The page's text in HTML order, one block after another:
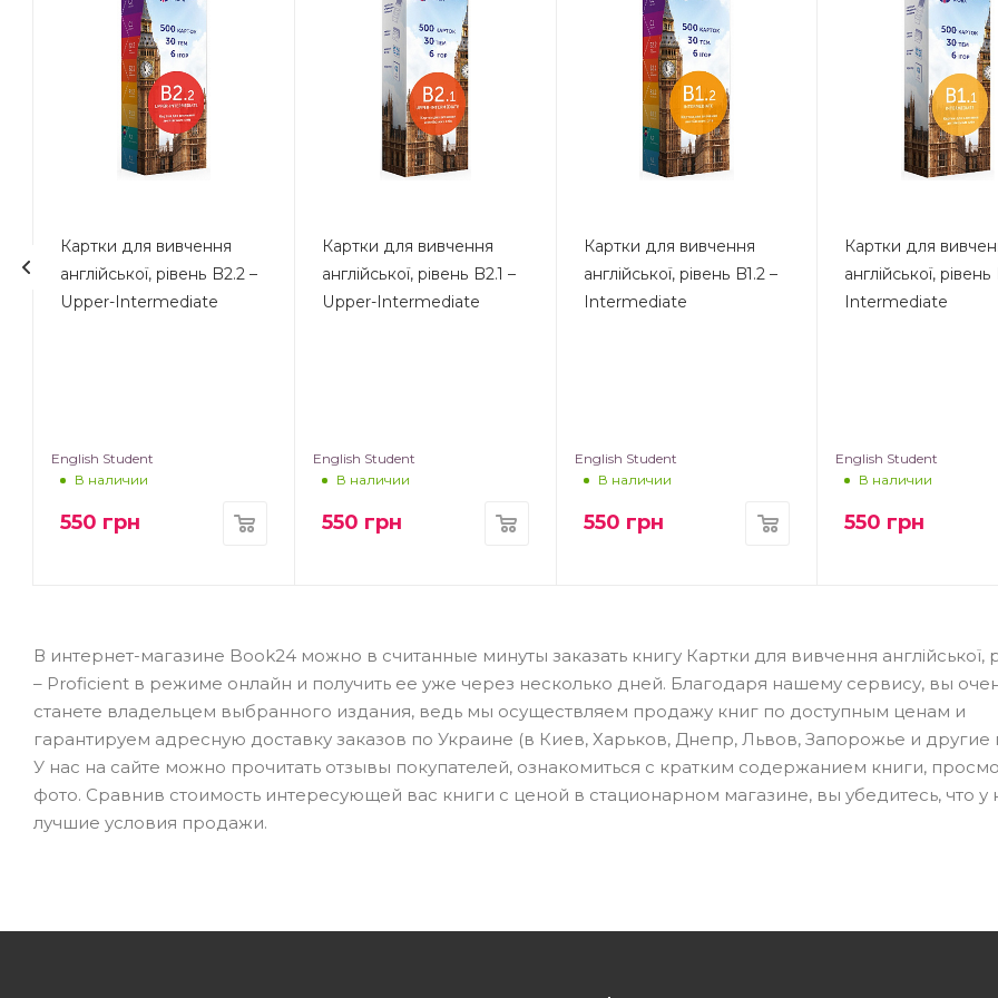
Картки для вивчення
англійської, рівень B2.2 –
Upper-Intermediate
English Student
В наличии
550 грн
Картки для вивчення
англійської, рівень B2.1 –
Upper-Intermediate
English Student
В наличии
550 грн
Картки для вивчення
англійської, рівень B1.2 –
Intermediate
English Student
В наличии
550 грн
Картки для
англійської, рівень
Intermediate
English Student
В наличии
550 грн
В интернет-магазине Book24 можно в считанные минуты заказать книгу Картки для вивчення англійської,
– Proficient в режиме онлайн и получить ее уже через несколько дней. Благодаря нашему сервису, вы
станете владельцем выбранного издания, ведь мы осуществляем продажу книг по доступным ценам и
гарантируем адресную доставку заказов по Украине (в Киев, Харьков, Днепр, Львов, Запорожье и другие
У нас на сайте можно прочитать отзывы покупателей, ознакомиться с кратким содержанием книги,
фото. Сравнив стоимость интересующей вас книги с ценой в стационарном магазине, вы убедитесь, что у
лучшие условия продажи.